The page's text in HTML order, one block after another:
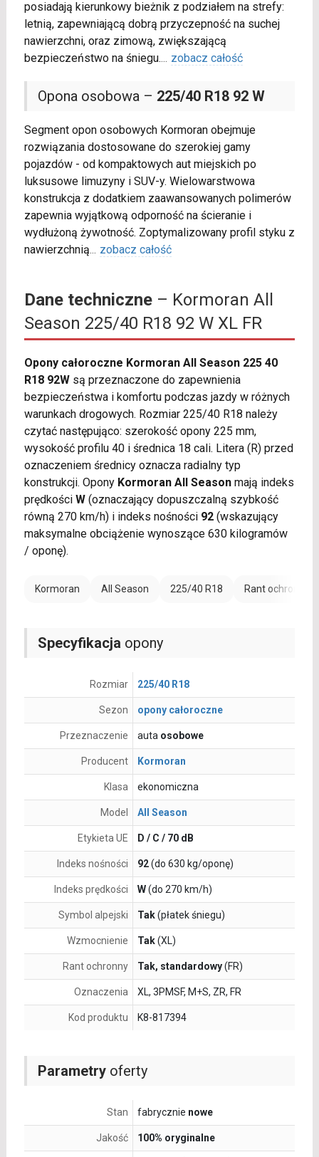
posiadają kierunkowy bieżnik z podziałem na strefy:
letnią, zapewniającą dobrą przyczepność na suchej
nawierzchni, oraz zimową, zwiększającą
bezpieczeństwo na śniegu.... zobacz całość
Opona osobowa – 225/40 R18 92 W
Segment opon osobowych Kormoran obejmuje
rozwiązania dostosowane do szerokiej gamy
pojazdów - od kompaktowych aut miejskich po
luksusowe limuzyny i SUV-y. Wielowarstwowa
konstrukcja z dodatkiem zaawansowanych polimerów
zapewnia wyjątkową odporność na ścieranie i
wydłużoną żywotność. Zoptymalizowany profil styku z
nawierzchnią... zobacz całość
Dane techniczne– Kormoran All
Season 225/40 R18 92 W XL FR
Opony całoroczne Kormoran All Season 225 40
R18 92Wsą przeznaczone do zapewnienia
bezpieczeństwa i komfortu podczas jazdy w różnych
warunkach drogowych. Rozmiar 225/40 R18 należy
czytać następująco: szerokość opony 225 mm,
wysokość profilu 40 i średnica 18 cali. Litera (R) przed
oznaczeniem średnicy oznacza radialny typ
konstrukcji. Opony Kormoran All Seasonmają indeks
prędkości W(oznaczający dopuszczalną szybkość
równą 270 km/h) i indeks nośności 92(wskazujący
maksymalne obciążenie wynoszące 630 kilogramów
/ oponę).
Kormoran All Season 225/40 R18 Rant ochronny
Parametryoferty
Stan fabrycznie nowe
Jakość 100% oryginalne
Specyfikacja opony
Rozmiar 225/40 R18
Sezon opony całoroczne
Przeznaczenie auta osobowe
Producent Kormoran
Klasa ekonomiczna
Model All Season
Etykieta UE D / C / 70 dB
Indeks nośności 92(do 630 kg/oponę)
Indeks prędkości W(do 270 km/h)
Symbol alpejski Tak(płatek śniegu)
Wzmocnienie Tak(XL)
Rant ochronny Tak, standardowy(FR)
Oznaczenia XL, 3PMSF, M+S, ZR, FR
Kod produktu K8-817394